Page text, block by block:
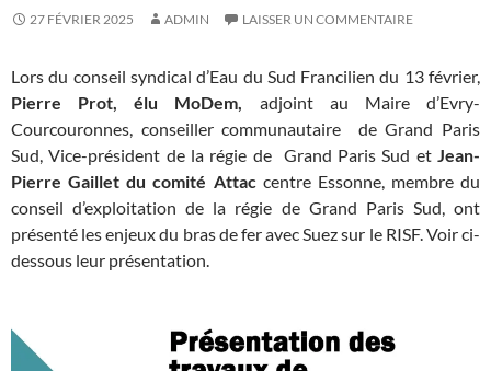
27 FÉVRIER 2025 ADMIN LAISSER UN COMMENTAIRE
Lors du conseil syndical d’Eau du Sud Francilien du 13 février,
Pierre Prot, élu MoDem, adjoint au Maire d’Evry-
Courcouronnes, conseiller communautaire de Grand Paris
Sud, Vice-président de la régie de Grand Paris Sud et Jean-
Pierre Gaillet du comité Attaccentre Essonne, membre du
conseil d’exploitation de la régie de Grand Paris Sud, ont
présenté les enjeux du bras de fer avec Suez sur le RISF. Voir ci-
dessous leur présentation.